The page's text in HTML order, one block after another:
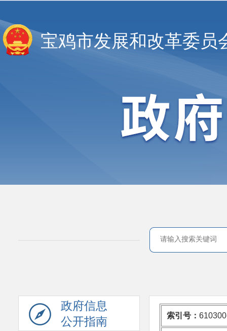
宝鸡市发展和改革委员
政府信息
公开指南
索引号：